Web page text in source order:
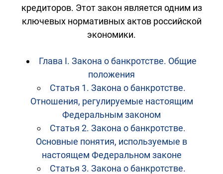
кредиторов. Этот закон является одним из
ключевых нормативных актов российской
экономики.
Глава I. Закона о банкротстве. Общие
положения
Статья 1. Закона о банкротстве.
Отношения, регулируемые настоящим
Федеральным законом
Статья 2. Закона о банкротстве.
Основные понятия, используемые в
настоящем Федеральном законе
Статья 3. Закона о банкротстве.